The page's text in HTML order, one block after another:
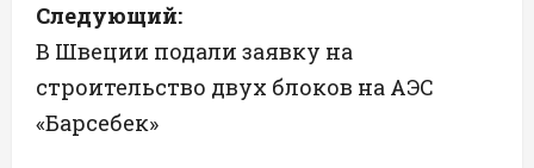
г
а
ц
Следующий:
В Швеции подали заявку на
строительство двух блоков на АЭС
«Барсебек»